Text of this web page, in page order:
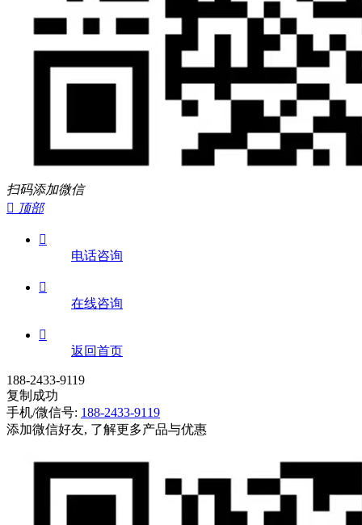
扫码添加微信
 顶部

电话咨询

在线咨询

返回首页
188-2433-9119
复制成功
手机/微信号: 188-2433-9119
添加微信好友, 了解更多产品与优惠